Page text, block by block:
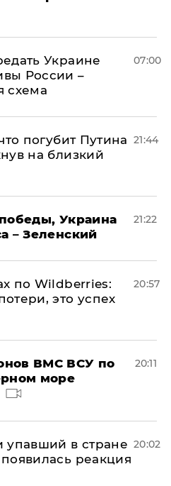
Украине
России –
схема
07:00
погубит Путина
на близкий
21:44
Украина
– Зеленский
21:22
по Wildberries:
это успех
20:57
ВМС ВСУ по
море
20:11
упавший в стране
реакция
20:02